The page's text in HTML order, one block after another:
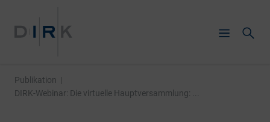
Publikation |
DIRK-Webinar: Die virtuelle Hauptversammlung: ...